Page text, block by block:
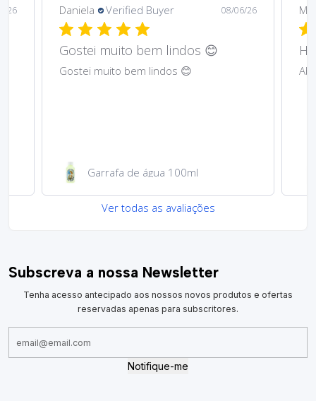
26 Daniela Verified Buyer 08/06/26
Gostei muito bem lindos 😊
Gostei muito bem lindos 😊
Garrafa de água 100ml
Ver todas as avaliações
Subscreva a nossa Newsletter
Tenha acesso antecipado aos nossos novos produtos e ofertas
reservadas apenas para subscritores.
Notifique-me